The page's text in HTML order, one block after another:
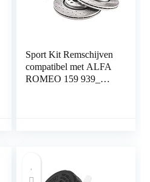
Sport Kit Remschijven
compatibel met ALFA
ROMEO 159 939_